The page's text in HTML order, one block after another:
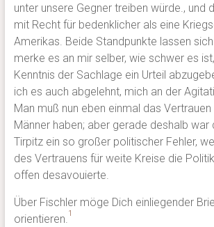
unter unsere Gegner treiben würde., und
mit Recht für bedenklicher als eine
Amerikas. Beide Standpunkte lassen
merke es an mir selber, wie schwer es
Kenntnis der Sachlage ein Urteil
ich es auch abgelehnt, mich an der
Man muß nun eben einmal das
Männer haben; aber gerade deshalb war
Tirpitz ein so großer politischer Fehler,
des Vertrauens für weite Kreise die
offen desavouierte.
Über Fischler möge Dich einliegender
orientieren.1